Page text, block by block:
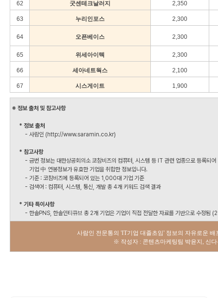
62 굿센테크날러지 2,350
63 누리인포스 2,300
64 오픈베이스 2,300
65 위세아이텍 2,300
66 세아네트웍스 2,100
67 시스게이트 1,900
※ 정보 출처 및 참고사항
* 정보 출처
- 사람인 (http://www.saramin.co.kr)
* 참고사항
- 금번 정보는 대한상공회의소 코참비즈의 컴퓨터, 시스템 등 IT 관련 업종으로 등록되어
기업 中 연봉정보가 유효한 기업을 취합한 정보입니다.
- 기준 : 코참비즈에 등록되어 있는 1,000대 기업 기준
- 검색어 : 컴퓨터, 시스템, 통신, 개발 총 4개 키워드 검색 결과
* 기타 특이사항
- 한솔PNS, 한솔인티큐브 총 2개 기업은 기업이 직접 전달한 자료를 기반으로 수정됨
사람인 전문통의 'IT기업 대졸초임' 정보의 자유로운 배
※ 작성자 : 콘텐츠마케팅팀 박윤지, 신다